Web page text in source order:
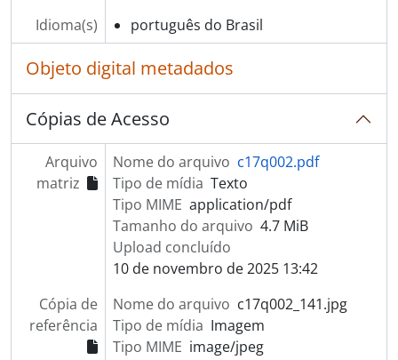
Idioma(s) português do Brasil
Objeto digital metadados
Cópias de Acesso
Arquivo
matriz
Nome do arquivo c17q002.pdf
Tipo de mídia Texto
Tipo MIME application/pdf
Tamanho do arquivo 4.7 MiB
Upload concluído
10 de novembro de 2025 13:42
Cópia de
referência
Nome do arquivo c17q002_141.jpg
Tipo de mídia Imagem
Tipo MIME image/jpeg